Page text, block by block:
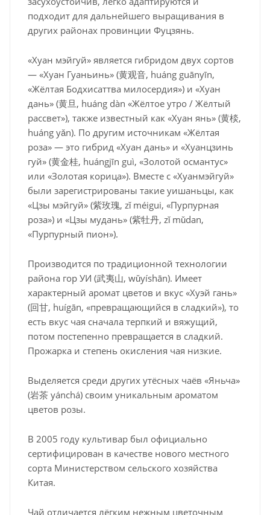
подходит для дальнейшего выращивания в
других районах провинции Фуцзянь.
«Хуан мэйгуй» является гибридом двух сортов
— «Хуан Гуаньинь» (黄观音, huáng guānyīn,
«Жёлтая Бодхисаттва милосердия») и «Хуан
дань» (黄旦, huáng dàn «Жёлтое утро / Жёлтый
рассвет»), также известный как «Хуан янь» (黄棪,
huáng yǎn). По другим источникам «Жёлтая
роза» — это гибрид «Хуан дань» и «Хуанцзинь
гуй» (黄金桂, huángjīn guì, «Золотой османтус»
или «Золотая корица»). Вместе с «Хуанмэйгуй»
были зарегистрированы такие уишаньцы, как
«Цзы мэйгуй» (紫玫瑰, zǐ méigui, «Пурпурная
роза») и «Цзы мудань» (紫牡丹, zǐ mǔdan,
«Пурпурный пион»).
Производится по традиционной технологии
района гор УИ (武夷山, wǔyíshān). Имеет
характерный аромат цветов и вкус «Хуэй гань»
(回甘, huígān, «превращающийся в сладкий»), то
есть вкус чая сначала терпкий и вяжущий,
потом постепенно превращается в сладкий.
Прожарка и степень окисления чая низкие.
Выделяется среди других утёсных чаёв «Яньча»
(岩茶 yánchá) своим уникальным ароматом
цветов розы.
В 2005 году культивар был официально
сертифицирован в качестве нового местного
сорта Министерством сельского хозяйства
Китая.
Чай отличается лёгким нежным цветочным